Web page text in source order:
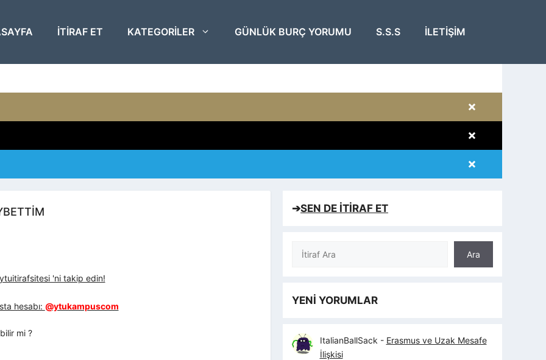
ITIRAF ET KATEGORILER GÜNLÜK BURÇ YORUMU S.S.S İLETIŞIM
×
×
×
'ni takip edin!
hesabı: @ytukampuscom
mi ?
➔SEN DE İTİRAF ET
Ara
Ara
YENİ YORUMLAR
ItalianBallSack - Erasmus ve Uzak Mesafe
İlişkisi